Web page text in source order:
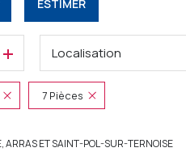
ESTIMER
Localisation
7 Pièces
ARRAS ET SAINT-POL-SUR-TERNOISE